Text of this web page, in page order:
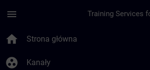
menu
home Strona główna
group_work Kanały